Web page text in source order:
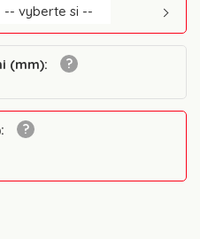
-- vyberte si --
(mm):
: